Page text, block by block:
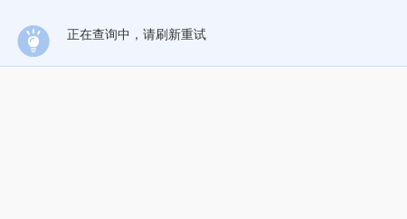
正在查询中，请刷新重试